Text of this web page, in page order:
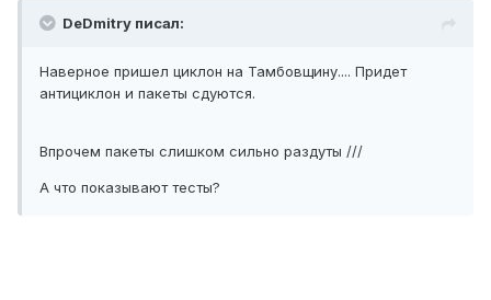
DeDmitry писал:
Наверное пришел циклон на Тамбовщину.... Придет
антициклон и пакеты сдуются.
Впрочем пакеты слишком сильно раздуты ///
А что показывают тесты?